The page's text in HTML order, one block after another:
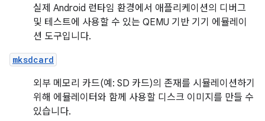
실제 Android 런타임 환경에서 애플리케이션의 디버그
및 테스트에 사용할 수 있는 QEMU 기반 기기 에뮬레이
션 도구입니다.
mksdcard
외부 메모리 카드(예: SD 카드)의 존재를 시뮬레이션하기
위해 에뮬레이터와 함께 사용할 디스크 이미지를 만들 수
있습니다.